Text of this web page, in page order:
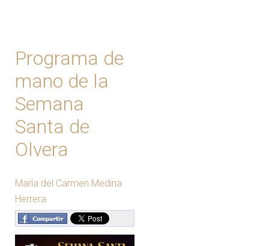
Programa de
mano de la
Semana
Santa de
Olvera
María del Carmen Medina
Herrera